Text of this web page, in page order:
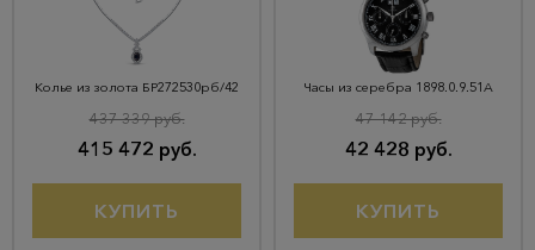
Колье из золота БР272530рб/42
415 472 руб.
437 339 руб.
КУПИТЬ
Часы из серебра 1898.0.9.51A
42 428 руб.
47 142 руб.
КУПИТЬ